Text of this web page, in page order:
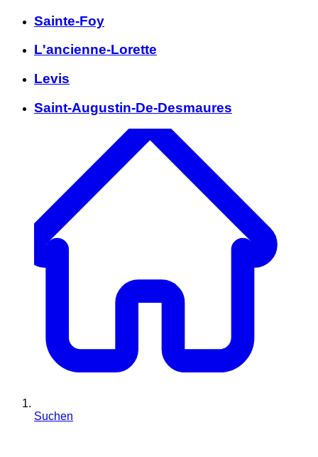
Sainte-Foy
L'ancienne-Lorette
Levis
Saint-Augustin-De-Desmaures
Suchen